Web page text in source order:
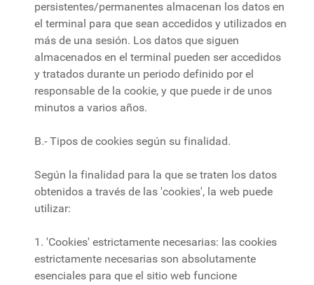
persistentes/permanentes almacenan los datos en
el terminal para que sean accedidos y utilizados en
más de una sesión. Los datos que siguen
almacenados en el terminal pueden ser accedidos
y tratados durante un periodo definido por el
responsable de la cookie, y que puede ir de unos
minutos a varios años.
B.- Tipos de cookies según su finalidad.
Según la finalidad para la que se traten los datos
obtenidos a través de las 'cookies', la web puede
utilizar:
1. 'Cookies' estrictamente necesarias: las cookies
estrictamente necesarias son absolutamente
esenciales para que el sitio web funcione